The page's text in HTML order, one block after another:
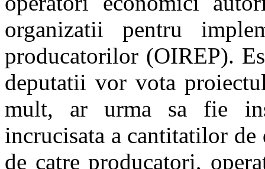
organizatii pentru
producatorilor (OIREP).
deputatii vor vota
mult, ar urma sa fie
incrucisata a cantitatilor de
de catre producatori,